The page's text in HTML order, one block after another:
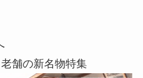
舗の新名物特集